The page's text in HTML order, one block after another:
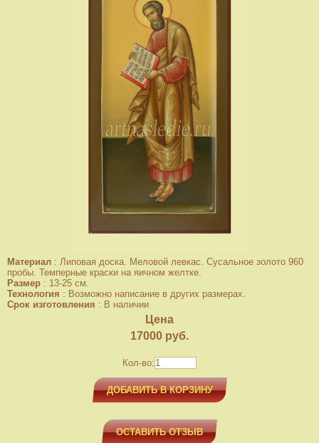
Материал : Липовая доска. Меловой левкас. Сусальное золото 960
пробы. Темперные краски на яичном желтке.
Размер : 13-25 см.
Технология : Возможно написание в других размерах.
Срок изготовления : В наличии
Цена
17000 руб.
Кол-во:
ДОБАВИТЬ В КОРЗИНУ
ОСТАВИТЬ ОТЗЫВ